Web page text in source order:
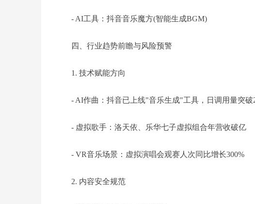
- AI工具：抖音音乐魔方(智能生成BGM)
四、行业趋势前瞻与风险预警
1. 技术赋能方向
- AI作曲：抖音已上线"音乐生成"工具，日调用量突破
- 虚拟歌手：洛天依、乐华七子虚拟组合年营收破亿
- VR音乐场景：虚拟演唱会观赛人次同比增长300%
2. 内容安全规范